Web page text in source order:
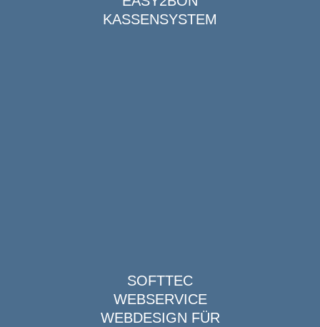
KASSENSYSTEM
SOFTTEC
WEBSERVICE
WEBDESIGN FÜR